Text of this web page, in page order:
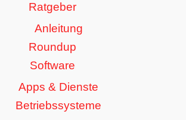
Ratgeber
Anleitung
Roundup
Software
Apps & Dienste
Betriebssysteme